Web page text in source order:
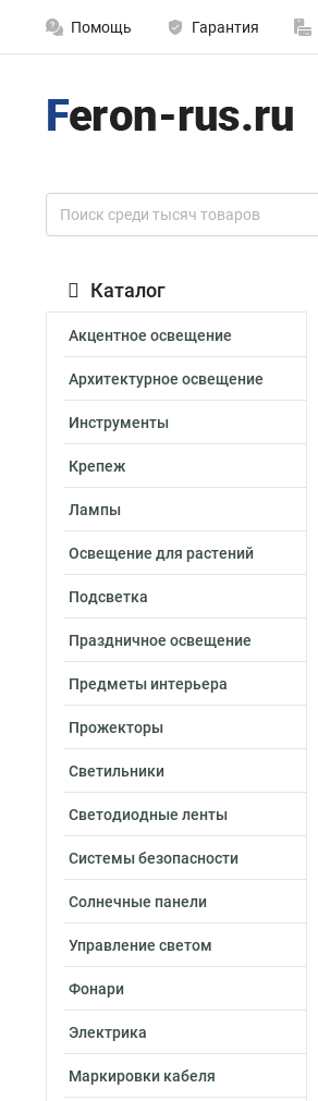
Помощь Гарантия
Каталог
Акцентное освещение
Архитектурное освещение
Инструменты
Крепеж
Лампы
Освещение для растений
Подсветка
Праздничное освещение
Предметы интерьера
Прожекторы
Светильники
Светодиодные ленты
Системы безопасности
Солнечные панели
Управление светом
Фонари
Электрика
Маркировки кабеля